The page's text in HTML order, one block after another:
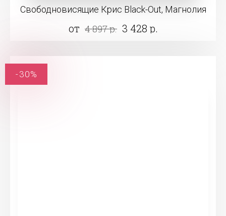
Свободновисящие Крис Black-Out, Магнолия
от 4 897 р. 3 428 р.
-30%